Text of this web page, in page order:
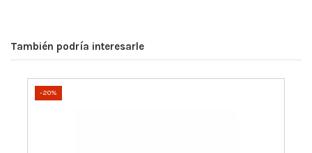
También podría interesarle
-20%